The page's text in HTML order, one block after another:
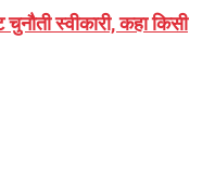
स्वीकारी, कहा किसी